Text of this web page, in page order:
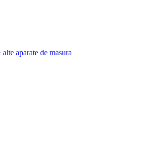
aparate de masura